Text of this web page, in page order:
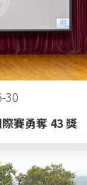
30
賽勇奪 43 獎